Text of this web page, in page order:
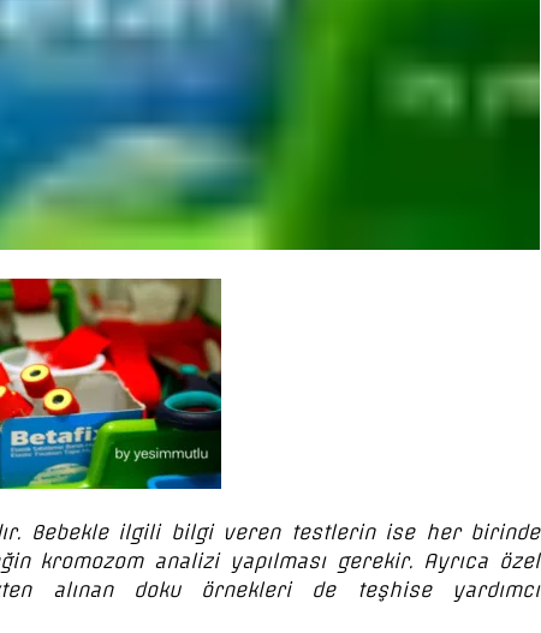
Bebekle ilgili bilgi veren testlerin ise her birinde
kromozom analizi yapılması gerekir. Ayrıca özel
alınan doku örnekleri de teşhise yardımcı